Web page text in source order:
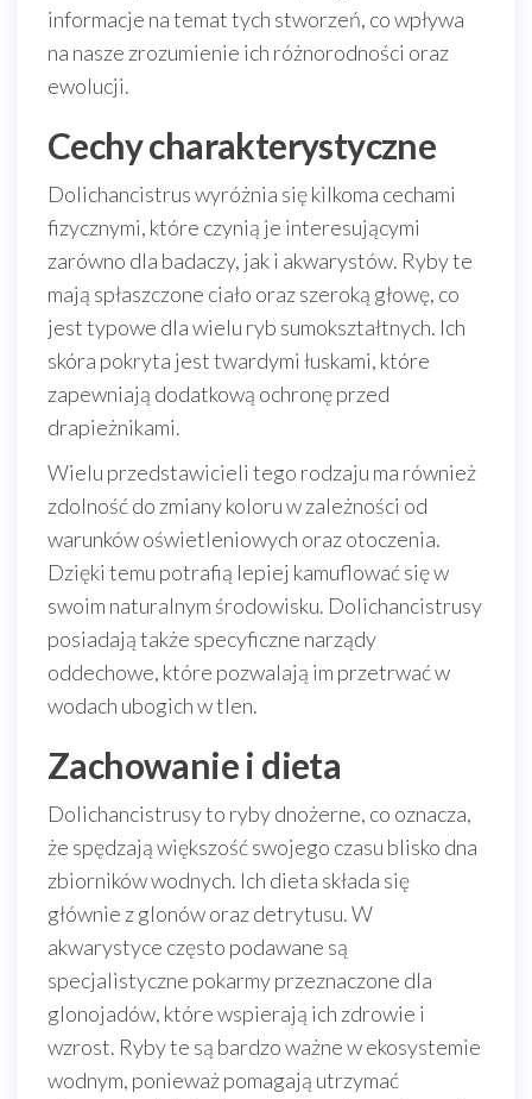
informacje na temat tych stworzeń, co wpływa
na nasze zrozumienie ich różnorodności oraz
ewolucji.
Cechy charakterystyczne
Dolichancistrus wyróżnia się kilkoma cechami
fizycznymi, które czynią je interesującymi
zarówno dla badaczy, jak i akwarystów. Ryby te
mają spłaszczone ciało oraz szeroką głowę, co
jest typowe dla wielu ryb sumokształtnych. Ich
skóra pokryta jest twardymi łuskami, które
zapewniają dodatkową ochronę przed
drapieżnikami.
Wielu przedstawicieli tego rodzaju ma również
zdolność do zmiany koloru w zależności od
warunków oświetleniowych oraz otoczenia.
Dzięki temu potrafią lepiej kamuflować się w
swoim naturalnym środowisku. Dolichancistrusy
posiadają także specyficzne narządy
oddechowe, które pozwalają im przetrwać w
wodach ubogich w tlen.
Zachowanie i dieta
Dolichancistrusy to ryby dnożerne, co oznacza,
że spędzają większość swojego czasu blisko dna
zbiorników wodnych. Ich dieta składa się
głównie z glonów oraz detrytusu. W
akwarystyce często podawane są
specjalistyczne pokarmy przeznaczone dla
glonojadów, które wspierają ich zdrowie i
wzrost. Ryby te są bardzo ważne w ekosystemie
wodnym, ponieważ pomagają utrzymać